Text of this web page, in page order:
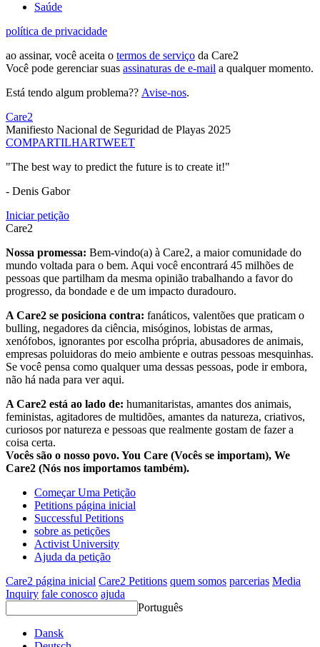
Saúde
política de privacidade
ao assinar, você aceita o termos de serviço da Care2
Você pode gerenciar suas assinaturas de e-mail a qualquer momento.
Está tendo algum problema?? Avise-nos.
Care2
Manifiesto Nacional de Seguridad de Playas 2025
COMPARTILHARTWEET
"The best way to predict the future is to create it!"
- Denis Gabor
Iniciar petição
Care2
Nossa promessa: Bem-vindo(a) à Care2, a maior comunidade do
mundo voltada para o bem. Aqui você encontrará 45 milhões de
pessoas que partilham da mesma opinião trabalhando a favor do
progresso, da bondade e de um impacto duradouro.
A Care2 se posiciona contra: fanáticos, valentões que praticam o
bulling, negadores da ciência, misóginos, lobistas de armas,
xenófobos, ignorantes por escolha própria, abusadores de animais,
empresas poluidoras do meio ambiente e outras pessoas mesquinhas.
Se você pensa como qualquer uma dessas pessoas, pode ir embora,
não há nada para ver aqui.
A Care2 está ao lado de: humanitaristas, amantes dos animais,
feministas, agitadores de multidões, amantes da natureza, criativos,
curiosos por natureza e pessoas que realmente gostam de fazer a
coisa certa.
Vocês são o nosso povo. You Care (Vocês se importam), We
Care2 (Nós nos importamos também).
Começar Uma Petição
Petitions página inicial
Successful Petitions
sobre as petições
Activist University
Ajuda da petição
Care2 página inicial Care2 Petitions quem somos parcerias Media
Inquiry fale conosco ajuda
Português
Dansk